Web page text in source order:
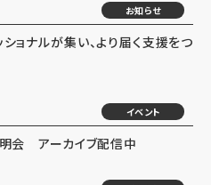
お知らせ
ョナルが集い、より届く支援をつ
イベント
会 アーカイブ配信中